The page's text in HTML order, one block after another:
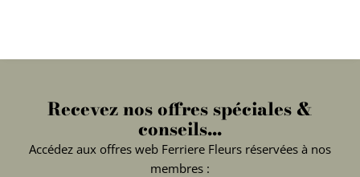
Recevez nos offres spéciales &
conseils...
Accédez aux offres web Ferriere Fleurs réservées à nos
membres :